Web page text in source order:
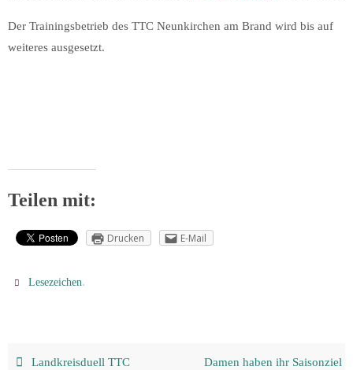
Der Trainingsbetrieb des TTC Neunkirchen am Brand wird bis auf
weiteres ausgesetzt.
Teilen mit:
Drucken E-Mail
Lesezeichen.
Landkreisduell TTC
Damen haben ihr Saisonziel